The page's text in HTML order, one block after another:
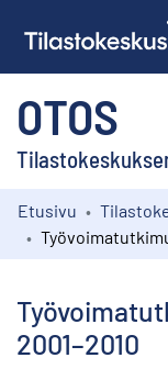
OTOS
Kokoelmat
Etusivu
2001–2010